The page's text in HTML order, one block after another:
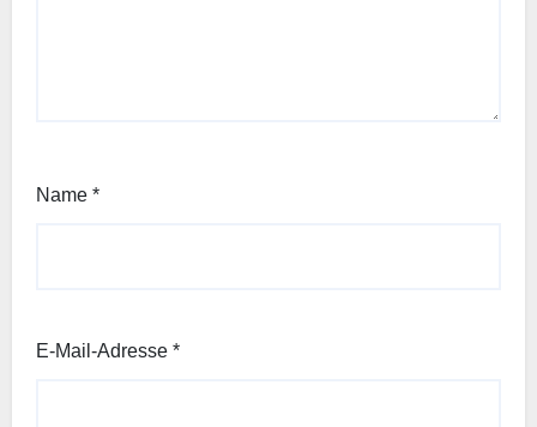
Name *
E-Mail-Adresse *